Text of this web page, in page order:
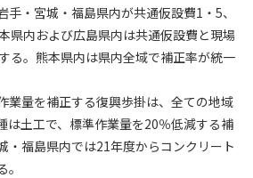
手・宮城・福島県内が共通仮設費1・5、
県内および広島県内は共通仮設費と現場
る。熊本県内は県内全域で補正率が統一
業量を補正する復興歩掛は、全ての地域
は土工で、標準作業量を20％低減する補
・福島県内では21年度からコンクリート
資格の取り消し）
の上、所定の会員申込手続きを完了
した者をいいます。
録）
審査の結果、会員申込みをした者が以下
当することがわかった場合、その者の会
しないことがあります。